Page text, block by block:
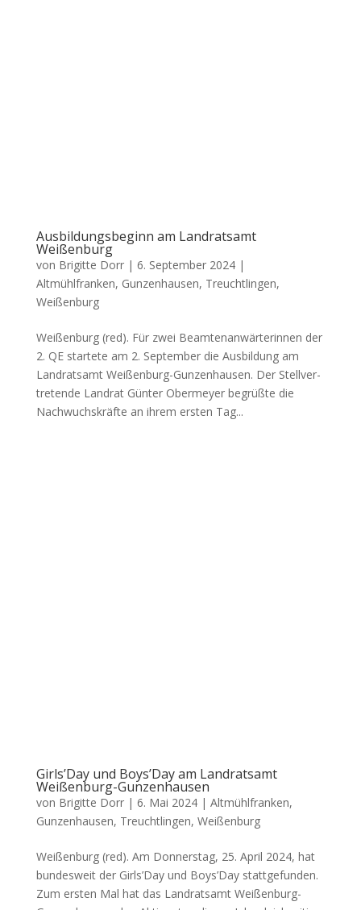
Ausbildungsbeginn am Landratsamt
Weißenburg
von Brigitte Dorr| 6. September 2024|
Altmühlfranken, Gunzenhausen, Treuchtlingen,
Weißenburg
Wei­ßen­burg (red). Für zwei Beam­ten­an­wär­te­rin­nen der
2. QE star­te­te am 2. Sep­tem­ber die Aus­bil­dung am
Land­rats­amt Wei­ßen­burg-Gun­zen­hau­sen. Der Stell­ver­
tre­ten­de Land­rat Gün­ter Ober­mey­er begrüß­te die
Nach­wuchs­kräf­te an ihrem ers­ten Tag...
Girls’Day und Boys’Day am Landratsamt
Weißenburg-Gunzenhausen
von Brigitte Dorr| 6. Mai 2024| Altmühlfranken,
Gunzenhausen, Treuchtlingen, Weißenburg
Wei­ßen­burg (red). Am Don­ners­tag, 25. April 2024, hat
bun­des­weit der Girls’Day und Boys’Day statt­ge­fun­den.
Zum ers­ten Mal hat das Land­rats­amt Wei­ßen­burg-